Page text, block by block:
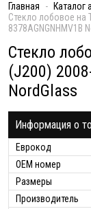
Главная Каталог
Стекло лобовое на
8378AGNGNHMV1B
Стекло
(J200)
NordGlass
Информация о
Еврокод
ОЕМ номер
Размеры
Производитель